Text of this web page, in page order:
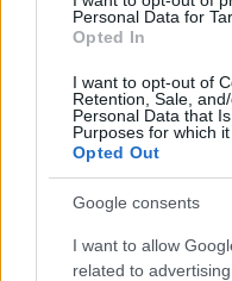
Personal Data for
Opted In
I want to opt-out of
Retention, Sale,
Personal Data that
Purposes for which it
Opted Out
Google consents
I want to allow
related to
Boniface
17 éve
Hajrá Dumaújváros!